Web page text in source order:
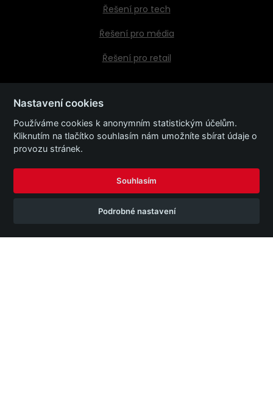
Řešení pro tech
Řešení pro média
Řešení pro retail
Kariéra
Nastavení cookies
Používáme cookies k anonymním statistickým účelům.
Kliknutím na tlačítko souhlasím nám umožníte sbírat údaje o
provozu stránek.
Souhlasím
Podrobné nastavení